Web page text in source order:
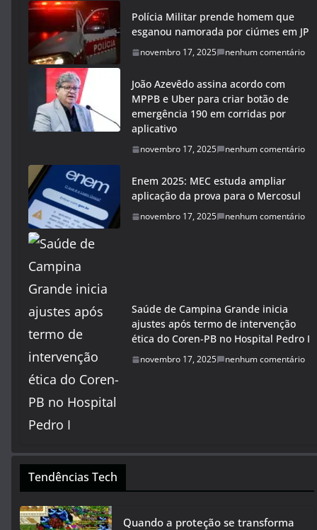
Polícia Militar prende homem que
esganou namorada por ciúmes em JP
novembro 17, 2025 nenhum comentário
João Azevêdo assina acordo com
MPPB e Uber para criar botão de
emergência 190 em corridas por
aplicativo
novembro 17, 2025 nenhum comentário
Enem 2025: MEC estuda ampliar
aplicação da prova para o Mercosul
novembro 17, 2025 nenhum comentário
Saúde de Campina Grande inicia
ajustes após termo de intervenção
ética do Coren-PB no Hospital Pedro I
novembro 17, 2025 nenhum comentário
Tendências Tech
Quando a proteção se transforma